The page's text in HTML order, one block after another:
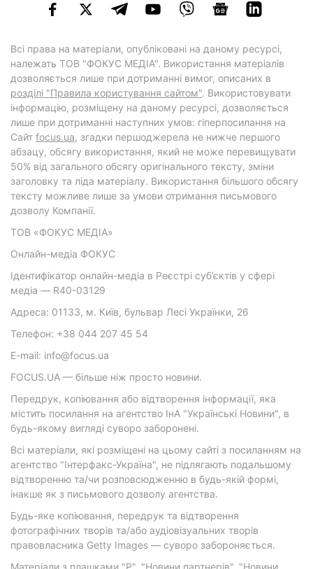
Всі права на матеріали, опубліковані на даному ресурсі,
належать ТОВ "ФОКУС МЕДІА". Використання матеріалів
дозволяється лише при дотриманні вимог, описаних в
розділі "Правила користування сайтом". Використовувати
інформацію, розміщену на даному ресурсі, дозволяється
лише при дотриманні наступних умов: гіперпосилання на
Cайт focus.ua, згадки першоджерела не нижче першого
абзацу, обсягу використання, який не може перевищувати
50% від загального обсягу оригінального тексту, зміни
заголовку та ліда матеріалу. Використання більшого обсягу
тексту можливе лише за умови отримання письмового
дозволу Компанії.
ТОВ «ФОКУС МЕДІА»
Онлайн-медіа ФОКУС
Ідентифікатор онлайн-медіа в Реєстрі суб’єктів у сфері
медіа — R40-03129
Адреса: 01133, м. Київ, бульвар Лесі Українки, 26
Телефон: +38 044 207 45 54
E-mail: info@focus.ua
FOCUS.UA — більше ніж просто новини.
Передрук, копіювання або відтворення інформації, яка
містить посилання на агентство ІнА "Українські Новини", в
будь-якому вигляді суворо заборонені.
Всі матеріали, які розміщені на цьому сайті з посиланням на
агентство "Інтерфакс-Україна", не підлягають подальшому
відтворенню та/чи розповсюдженню в будь-якій формі,
інакше як з письмового дозволу агентства.
Будь-яке копіювання, передрук та відтворення
фотографічних творів та/або аудіовізуальних творів
правовласника Getty Images — суворо забороняється.